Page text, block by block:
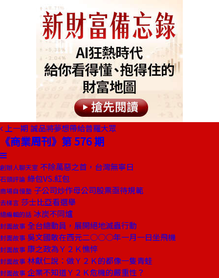
上一期 誠品將夢想帶給普羅大眾
《商業周刊》第 576 期
創辦人聊天室 不除萬惡之首，台灣無寧日
石頭評論 綠包VS.紅包
商場自慢塾 子公司炒作母公司股票亟待規範
去梯言 莎士比亞看選舉
總編輯的話 冰炭不同爐
封面故事 全台總動員，展開絕地滅蟲行動
封面故事 吳文國敢在西元二○○○年一月一日坐飛機
封面故事 康之政為Ｙ２Ｋ憔悴
封面故事 林獻仁說：做Ｙ２Ｋ的都像一隻青蛙
封面故事 企業不知道Ｙ２Ｋ危機的嚴重性？